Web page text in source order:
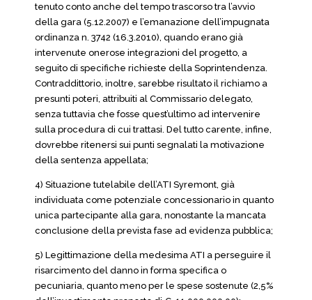
tenuto conto anche del tempo trascorso tra l’avvio
della gara (5.12.2007) e l’emanazione dell’impugnata
ordinanza n. 3742 (16.3.2010), quando erano già
intervenute onerose integrazioni del progetto, a
seguito di specifiche richieste della Soprintendenza.
Contraddittorio, inoltre, sarebbe risultato il richiamo a
presunti poteri, attribuiti al Commissario delegato,
senza tuttavia che fosse quest’ultimo ad intervenire
sulla procedura di cui trattasi. Del tutto carente, infine,
dovrebbe ritenersi sui punti segnalati la motivazione
della sentenza appellata;
4) Situazione tutelabile dell’ATI Syremont, già
individuata come potenziale concessionario in quanto
unica partecipante alla gara, nonostante la mancata
conclusione della prevista fase ad evidenza pubblica;
5) Legittimazione della medesima ATI a perseguire il
risarcimento del danno in forma specifica o
pecuniaria, quanto meno per le spese sostenute (2,5%